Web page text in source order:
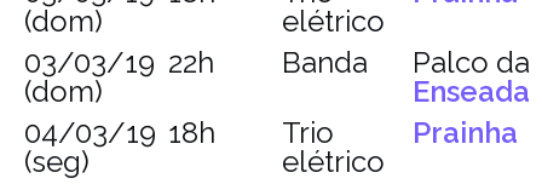
(dom)
elétrico
03/03/19
(dom)
22h Banda
Palco da
Enseada
04/03/19
(seg)
18h
Trio
elétrico
Prainha